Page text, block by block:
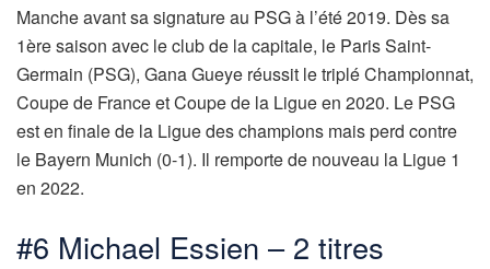
Manche avant sa signature au PSG à l’été 2019. Dès sa
1ère saison avec le club de la capitale, le Paris Saint-
Germain (PSG), Gana Gueye réussit le triplé Championnat,
Coupe de France et Coupe de la Ligue en 2020. Le PSG
est en finale de la Ligue des champions mais perd contre
le Bayern Munich (0-1). Il remporte de nouveau la Ligue 1
en 2022.
#6 Michael Essien – 2 titres